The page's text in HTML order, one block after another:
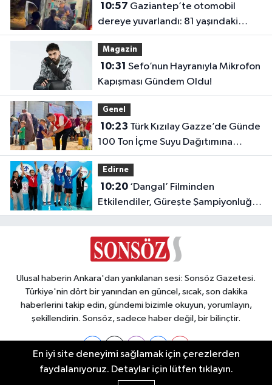
10:57
dereye yuvarlandı: 81 yaşındaki
sürücü yaralandı
Magazin
10:31
Kapışması Gündem Oldu!
Genel
10:23
100 Ton İçme Suyu Dağıtımına
Başladı
Edirne
10:20‘Dangal’ Filminden
Etkilendiler, Güreşte Şampiyonluğa
Doymadılar!
Ulusal haberin Ankara'dan yankılanan sesi: Sonsöz Gazetesi.
Türkiye'nin dört bir yanından en güncel, sıcak, son dakika
haberlerini takip edin, gündemi bizimle okuyun, yorumlayın,
şekillendirin. Sonsöz, sadece haber değil, bir bilinçtir.
Ankara Nöbetçi Eczaneler
En iyi site deneyimi sağlamak için çerezlerden
faydalanıyoruz. Detaylar için lütfen tıklayın.